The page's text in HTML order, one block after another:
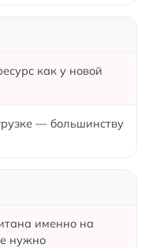
как у новой
— большинству
именно на
нужно